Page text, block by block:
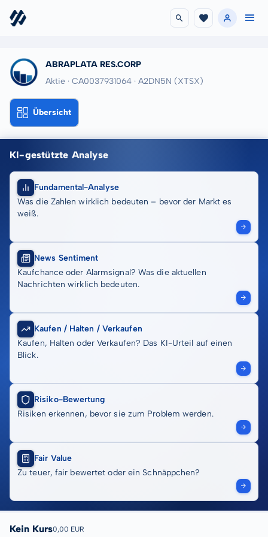
ABRAPLATA RES.CORP
Aktie · CA0037931064 · A2DN5N (XTSX)
Übersicht
KI-gestützte Analyse
Fundamental-Analyse
Was die Zahlen wirklich bedeuten – bevor der Markt es
weiß.
News Sentiment
Kaufchance oder Alarmsignal? Was die aktuellen
Nachrichten wirklich bedeuten.
Kaufen / Halten / Verkaufen
Kaufen, Halten oder Verkaufen? Das KI-Urteil auf einen
Blick.
Risiko-Bewertung
Risiken erkennen, bevor sie zum Problem werden.
Fair Value
Zu teuer, fair bewertet oder ein Schnäppchen?
Kein Kurs0,00 EUR